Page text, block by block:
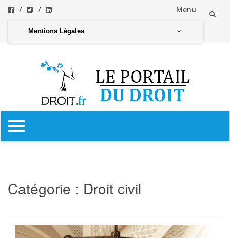
Menu
Mentions Légales
Catégorie : Droit civil